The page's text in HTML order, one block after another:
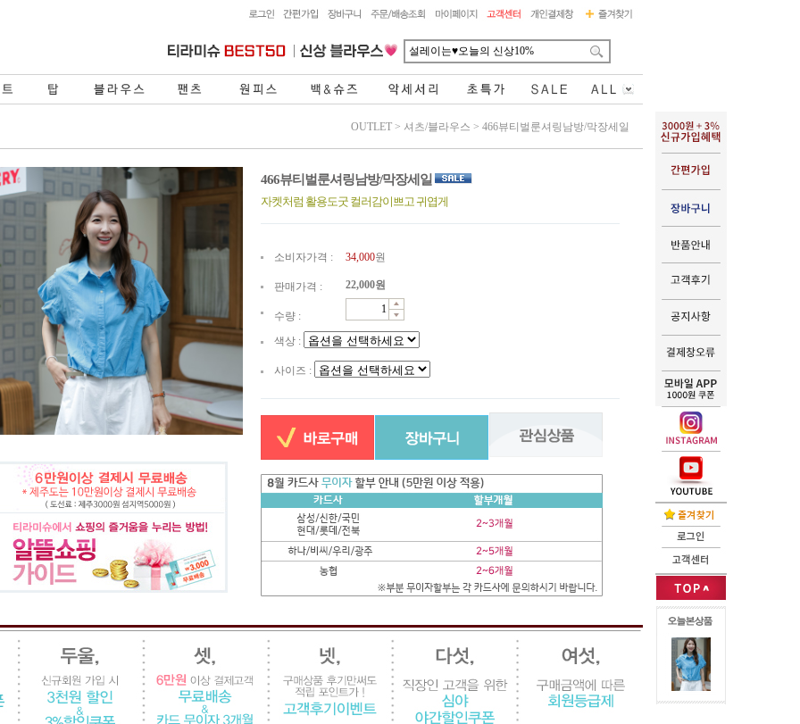
OUTLET > 셔츠/블라우스 > 466뷰티벌룬셔링남방/막장세일
466뷰티벌룬셔링남방/막장세일
자켓처럼 활용도굿 컬러감이쁘고 귀엽게
소비자가격 : 34,000원
판매가격 : 22,000원
수량 :
색상 :
사이즈 :